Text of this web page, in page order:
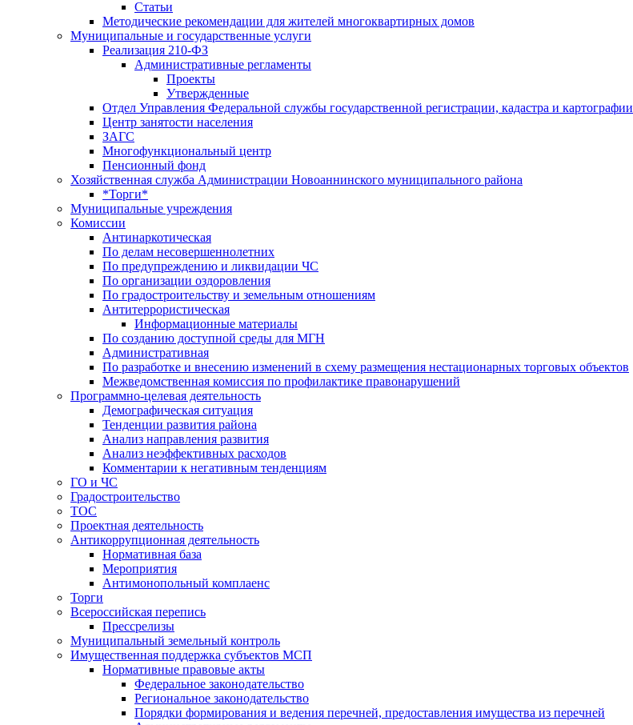
Статьи
Методические рекомендации для жителей многоквартирных домов
Муниципальные и государственные услуги
Реализация 210-ФЗ
Административные регламенты
Проекты
Утвержденные
Отдел Управления Федеральной службы государственной регистрации, кадастра и картографии
Центр занятоcти населения
ЗАГС
Многофункциональный центр
Пенсионный фонд
Хозяйственная служба Администрации Новоаннинского муниципального района
*Торги*
Муниципальные учреждения
Комиссии
Антинаркотическая
По делам несовершеннолетних
По предупреждению и ликвидации ЧС
По организации оздоровления
По градостроительству и земельным отношениям
Антитеррористическая
Информационные материалы
По созданию доступной среды для МГН
Административная
По разработке и внесению изменений в схему размещения нестационарных торговых объектов
Межведомственная комиссия по профилактике правонарушений
Программно-целевая деятельность
Демографическая ситуация
Тенденции развития района
Анализ направления развития
Анализ неэффективных расходов
Комментарии к негативным тенденциям
ГО и ЧС
Градостроительство
ТОС
Проектная деятельность
Антикоррупционная деятельность
Нормативная база
Мероприятия
Антимонопольный комплаенс
Торги
Всероссийская перепись
Прессрелизы
Муниципальный земельный контроль
Имущественная поддержка субъектов МСП
Нормативные правовые акты
Федеральное законодательство
Региональное законодательство
Порядки формирования и ведения перечней, предоставления имущества из перечней